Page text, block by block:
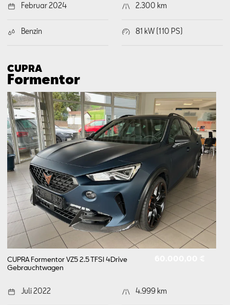
Februar 2024 2.300 km
Benzin 81 kW (110 PS)
CUPRA
Formentor
CUPRA Formentor VZ5 2.5 TFSI 4Drive
Gebrauchtwagen
Juli 2022 4.999 km